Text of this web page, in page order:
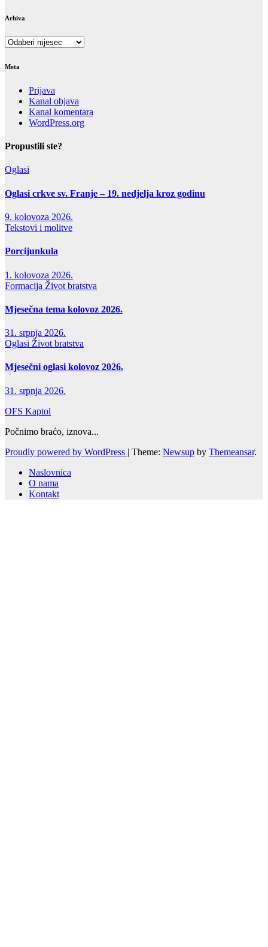
Arhiva
Arhiva
Meta
Prijava
Kanal objava
Kanal komentara
WordPress.org
Propustili ste?
Oglasi
Oglasi crkve sv. Franje – 19. nedjelja kroz godinu
9. kolovoza 2026.
Tekstovi i molitve
Porcijunkula
1. kolovoza 2026.
Formacija Život bratstva
Mjesečna tema kolovoz 2026.
31. srpnja 2026.
Oglasi Život bratstva
Mjesečni oglasi kolovoz 2026.
31. srpnja 2026.
OFS Kaptol
Počnimo braćo, iznova...
Proudly powered by WordPress | Theme: Newsup by Themeansar.
Naslovnica
O nama
Kontakt